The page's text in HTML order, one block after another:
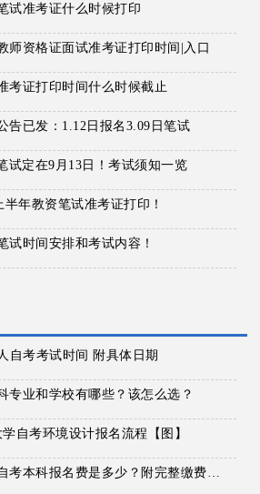
试准考证什么时候打印
师资格证面试准考证打印时间|入口
考证打印时间什么时候截止
告已发：1.12日报名3.09日笔试
试定在9月13日！考试须知一览
半年教资笔试准考证打印！
试时间安排和考试内容！
自考考试时间 附具体日期
专业和学校有哪些？该怎么选？
自考环境设计报名流程【图】